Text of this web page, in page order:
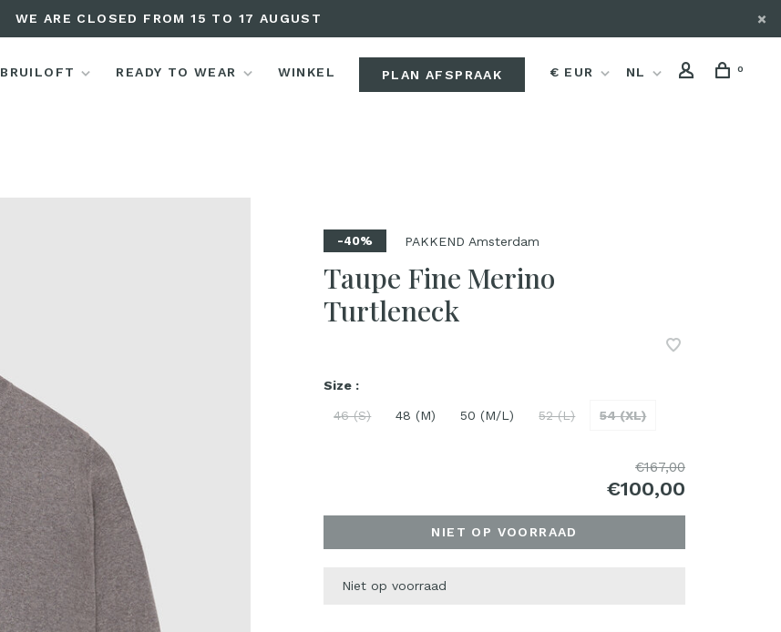
WE ARE CLOSED FROM 15 TO 17 AUGUST
BRUILOFT READY TO WEAR WINKEL PLAN AFSPRAAK € EUR NL 0
-40% PAKKEND Amsterdam
Taupe Fine Merino
Turtleneck
Size :
46 (S) 48 (M) 50 (M/L) 52 (L) 54 (XL)
€167,00
€100,00
NIET OP VOORRAAD
Niet op voorraad